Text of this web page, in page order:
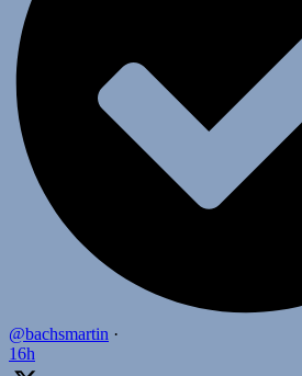
@bachsmartin ·
16h